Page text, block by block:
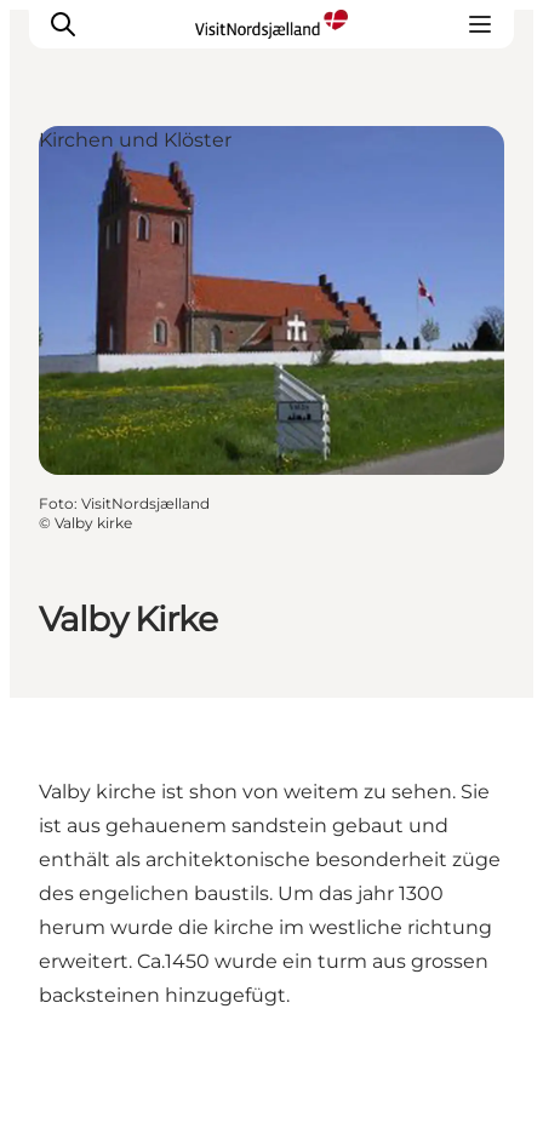
Highlights
Erlebnisse
Geschmack
Unterkünfte
Städte
Reiseplanung
Valby Kirke
Kirchen und Klöster
Foto: VisitNordsjælland
© Valby kirke
Valby kirche ist shon von weitem zu sehen. Sie
ist aus gehauenem sandstein gebaut und
enthält als architektonische besonderheit züge
des engelichen baustils. Um das jahr 1300
herum wurde die kirche im westliche richtung
erweitert. Ca.1450 wurde ein turm aus grossen
backsteinen hinzugefügt.